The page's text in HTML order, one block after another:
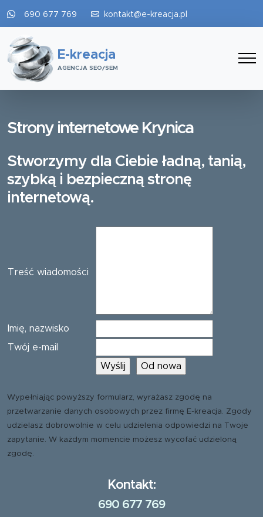
690 677 769 kontakt@e-kreacja.pl
E-kreacja
AGENCJA SEO/SEM
Strony internetowe Krynica
Stworzymy dla Ciebie ładną, tanią,
szybką i bezpieczną stronę
internetową.
Treść wiadomości
Imię, nazwisko
Twój e-mail
Wypełniając powyższy formularz, wyrażasz zgodę na
przetwarzanie danych osobowych przez firmę E-kreacja. Zgody
udzielasz dobrowolnie w celu udzielenia odpowiedzi na Twoje
zapytanie. W każdym momencie możesz wycofać udzieloną
zgodę.
Kontakt:
690 677 769